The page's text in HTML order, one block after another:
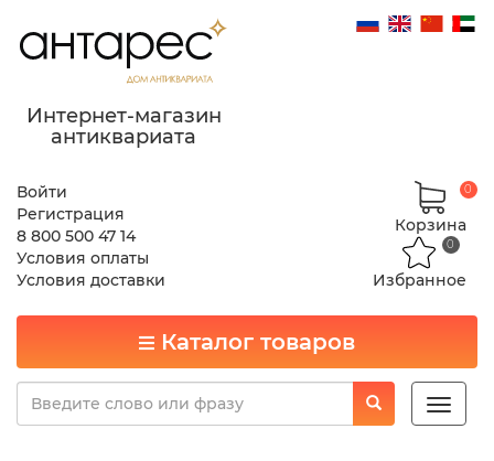
Интернет-магазин
антиквариата
Войти
Регистрация
8 800 500 47 14
Условия оплаты
Условия доставки
Корзина
0
Избранное
0
Каталог товаров
Toggle